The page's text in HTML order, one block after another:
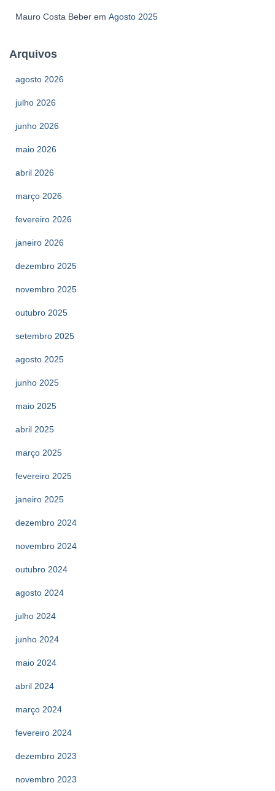
Mauro Costa Beber em Agosto 2025
Arquivos
agosto 2026
julho 2026
junho 2026
maio 2026
abril 2026
março 2026
fevereiro 2026
janeiro 2026
dezembro 2025
novembro 2025
outubro 2025
setembro 2025
agosto 2025
junho 2025
maio 2025
abril 2025
março 2025
fevereiro 2025
janeiro 2025
dezembro 2024
novembro 2024
outubro 2024
agosto 2024
julho 2024
junho 2024
maio 2024
abril 2024
março 2024
fevereiro 2024
dezembro 2023
novembro 2023